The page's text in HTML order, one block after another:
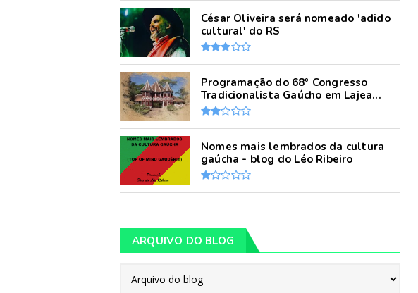
César Oliveira será nomeado 'adido
cultural' do RS
Programação do 68º Congresso
Tradicionalista Gaúcho em Lajea...
Nomes mais lembrados da cultura
gaúcha - blog do Léo Ribeiro
ARQUIVO DO BLOG